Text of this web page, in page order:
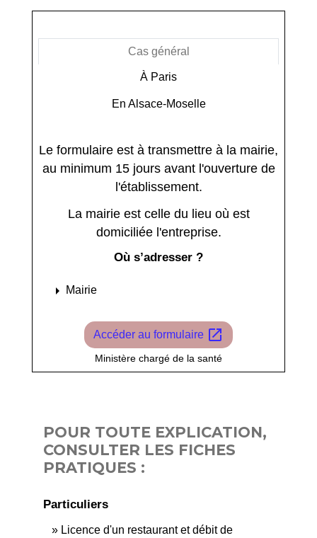
Cas général
À Paris
En Alsace-Moselle
Le formulaire est à transmettre à la mairie,
au minimum 15 jours avant l'ouverture de
l'établissement.
La mairie est celle du lieu où est
domiciliée l'entreprise.
Où s’adresser ?
arrow_right Mairie
Accéder au formulaire open_in_new
Ministère chargé de la santé
POUR TOUTE EXPLICATION,
CONSULTER LES FICHES
PRATIQUES :
Particuliers
Licence d'un restaurant et débit de